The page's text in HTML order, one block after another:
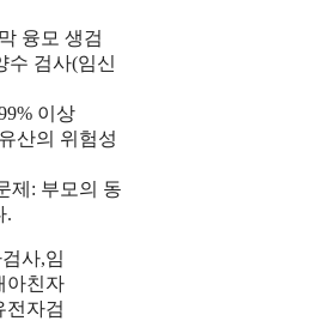
융모 생검
수 검사(임신
이상
산의 위험성
제: 부모의 동
.